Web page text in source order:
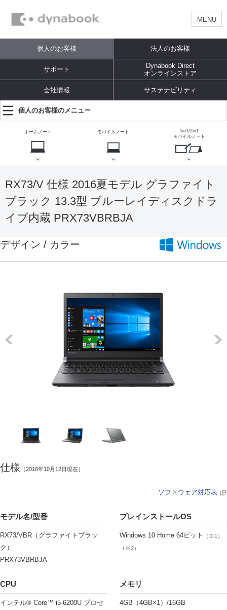
MENU
個人のお客様 法人のお客様
サポート
Dynabook Direct
オンラインストア
会社情報 サステナビリティ
個人のお客様のメニュー
ホームノート モバイルノート
5in1/2in1
モバイルノート
RX73/V 仕様 2016夏モデル グラファイト
ブラック 13.3型 ブルーレイディスクドラ
イブ内蔵 PRX73VBRBJA
デザイン / カラー
仕様 （2016年10月12日現在）
ソフトウェア対応表
モデル名/型番
RX73/VBR（グラファイトブラッ
ク）
PRX73VBRBJA
プレインストールOS
Windows 10 Home 64ビット
（※1）
（※2）
CPU
インテル® Core™ i5-6200U プロセ
メモリ
4GB（4GB×1）/16GB